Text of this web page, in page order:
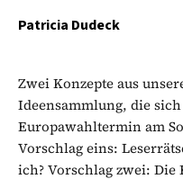
Patricia Dudeck
Zwei Konzepte aus
Ideensammlung, die
Europawahltermin am
Vorschlag eins:
ich? Vorschlag zwei: